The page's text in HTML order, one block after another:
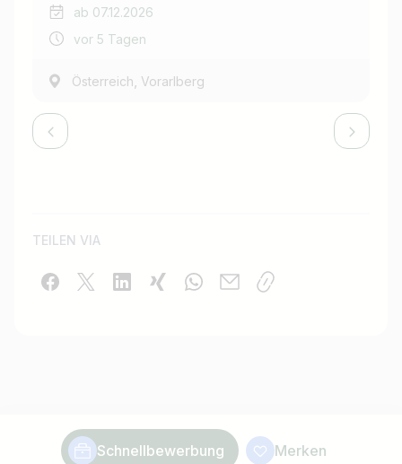
ab 07.12.2026
vor 5 Tagen
Österreich, Vorarlberg
TEILEN VIA
Schnellbewerbung Merken